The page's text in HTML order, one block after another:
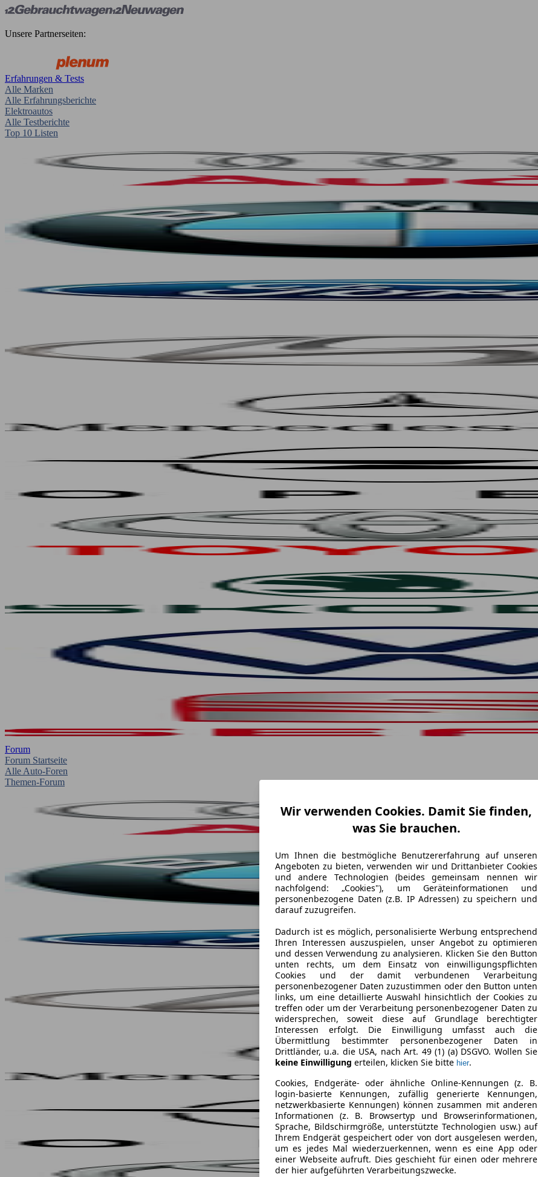
Unsere Partnerseiten:
Erfahrungen & Tests
Alle Marken
Alle Erfahrungsberichte
Elektroautos
Alle Testberichte
Top 10 Listen
Forum
Forum Startseite
Alle Auto-Foren
Themen-Forum
Wir verwenden Cookies. Damit Sie finden,
was Sie brauchen.
Um Ihnen die bestmögliche Benutzererfahrung auf unseren
Angeboten zu bieten, verwenden wir und Drittanbieter Cookies
und andere Technologien (beides gemeinsam nennen wir
nachfolgend: „Cookies"), um Geräteinformationen und
personenbezogene Daten (z.B. IP Adressen) zu speichern und
darauf zuzugreifen.
Dadurch ist es möglich, personalisierte Werbung entsprechend
Ihren Interessen auszuspielen, unser Angebot zu optimieren
und dessen Verwendung zu analysieren. Klicken Sie den Button
unten rechts, um dem Einsatz von einwilligungspflichten
Cookies und der damit verbundenen Verarbeitung
personenbezogener Daten zuzustimmen oder den Button unten
links, um eine detaillierte Auswahl hinsichtlich der Cookies zu
treffen oder um der Verarbeitung personenbezogener Daten zu
widersprechen, soweit diese auf Grundlage berechtigter
Interessen erfolgt. Die Einwilligung umfasst auch die
Übermittlung bestimmter personenbezogener Daten in
Drittländer, u.a. die USA, nach Art. 49 (1) (a) DSGVO. Wollen Sie
keine Einwilligung erteilen, klicken Sie bitte hier.
Cookies, Endgeräte- oder ähnliche Online-Kennungen (z. B.
login-basierte Kennungen, zufällig generierte Kennungen,
netzwerkbasierte Kennungen) können zusammen mit anderen
Informationen (z. B. Browsertyp und Browserinformationen,
Sprache, Bildschirmgröße, unterstützte Technologien usw.) auf
Ihrem Endgerät gespeichert oder von dort ausgelesen werden,
um es jedes Mal wiederzuerkennen, wenn es eine App oder
einer Webseite aufruft. Dies geschieht für einen oder mehrere
der hier aufgeführten Verarbeitungszwecke.